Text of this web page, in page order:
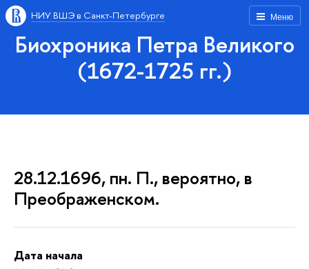
Меню
НИУ ВШЭ в Санкт-Петербурге
Биохроника Петра Великого
(1672-1725 гг.)
28.12.1696, пн. П., вероятно, в
Преображенском.
Дата начала